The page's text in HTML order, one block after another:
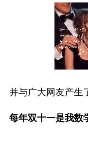
并与广大网友产生
每年双十一是我数